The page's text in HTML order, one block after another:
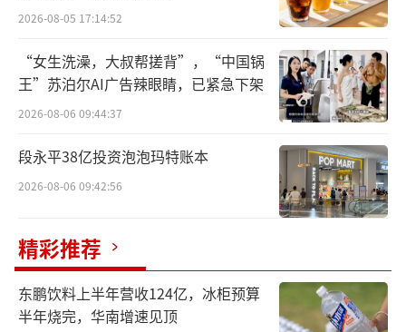
7月7日，格力地产称其对重组方案进行重
大调整。公司现计划置入珠海免税集团不低于5
1%股权，拟将其现有位于上海、重庆、三亚等
地相关房地产开发业务对应的资产负债及上市
公司相关对外债务予以置出，并且交易不涉及
发行股份及募集资金行为。
回溯历史，早在2020年5月11日，格力地
产曾宣布过一套有关收购珠海免税集团的粗略
方案，半年后的2020年11月6日，格力地产更
新收购报告书。
2026-08-05 17:14:52
“女生洗澡，大叔帮搓背”，“中国锅
王”苏泊尔AI广告辣眼睛，已紧急下架
2026-08-06 09:44:37
段永平38亿投资泡泡玛特账本
2026-08-06 09:42:56
精彩推荐
东鹏饮料上半年营收124亿，冰柜预算
半年烧完，华南增速见顶